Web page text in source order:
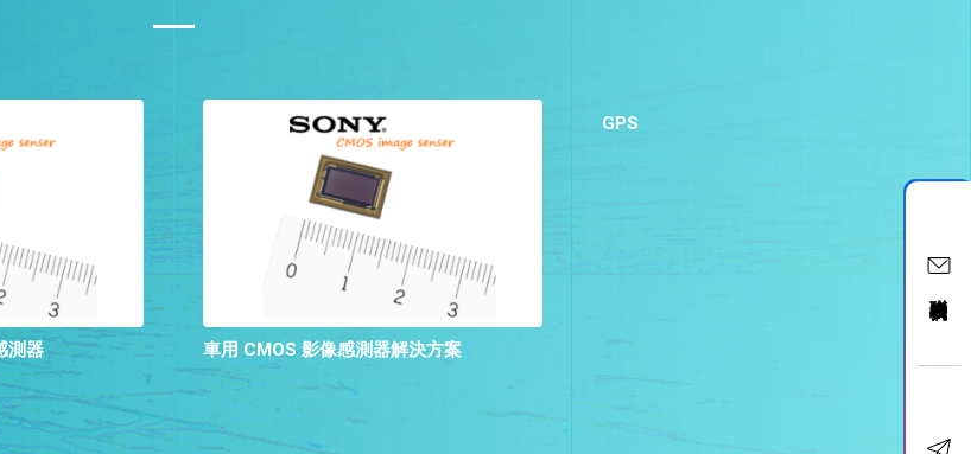
測器 車用 CMOS 影像感測器解決方案
GPS